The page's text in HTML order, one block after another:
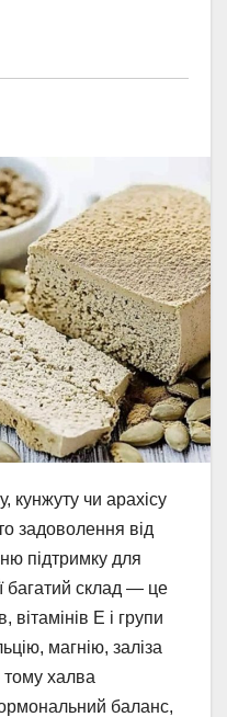
кунжуту чи арахісу
задоволення від
підтримку для
багатий склад — це
вітамінів Е і групи
магнію, заліза
тому халва
баланс,